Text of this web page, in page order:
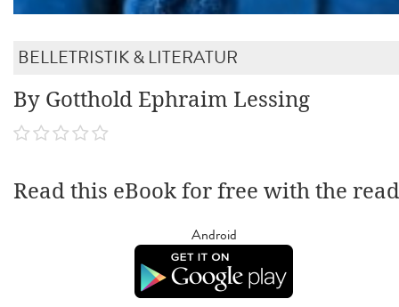
BELLETRISTIK & LITERATUR
By Gotthold Ephraim Lessing
Read this eBook for free with the
Android